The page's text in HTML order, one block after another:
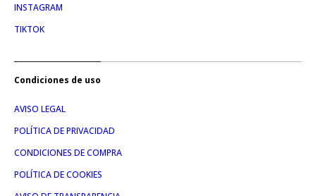
INSTAGRAM
TIKTOK
Condiciones de uso
AVISO LEGAL
POLÍTICA DE PRIVACIDAD
CONDICIONES DE COMPRA
POLÍTICA DE COOKIES